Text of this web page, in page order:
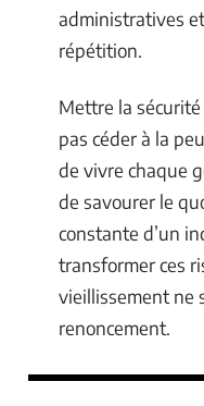
administratives
répétition.
Mettre la
pas céder à la
de vivre chaque
de savourer le
constante d’un
transformer ces
vieillissement ne
renoncement.